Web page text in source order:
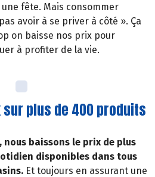
fête. Mais consommer
avoir à se priver à côté ». Ça
on baisse nos prix pour
à profiter de la vie.
sur plus de 400 produits
baissons le prix de plus
disponibles dans tous
Et toujours en assurant une